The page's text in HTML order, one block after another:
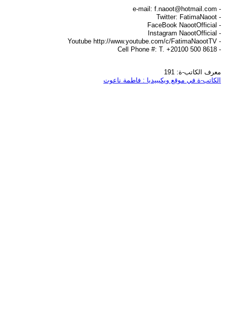
- e-mail:
f.naoot@hotmail.com
- Twitter: FatimaNaoot
- FaceBook NaootOfficial
- Instagram NaootOfficial
- Youtube http://www.youtube.com/c/FatimaNaootTV
- Cell Phone #: T. +20100 500 8618
معرف الكاتب-ة: 191
الكاتب-ة في موقع ويكيبيديا : فاطمة ناعوت